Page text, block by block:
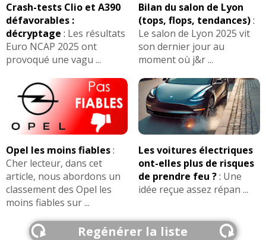
Crash-tests Clio et A390
défavorables :
décryptage : Les résultats
Euro NCAP 2025 ont
provoqué une vagu ...
Bilan du salon de Lyon
(tops, flops, tendances):
Le salon de Lyon 2025 vit
son dernier jour au
moment où j&r ...
Opel les moins fiables:
Cher lecteur, dans cet
article, nous abordons un
classement des Opel les
moins fiables sur ...
Les voitures électriques
ont-elles plus de risques
de prendre feu ?: Une
idée reçue assez répan ...
Regénérer la liste